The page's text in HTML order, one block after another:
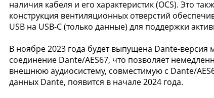
наличия кабеля и его характеристик (OCS). Это
конструкция вентиляционных отверстий
USB на USB-C (только данные) для поддержки
В ноябре 2023 года будет выпущена Dante-версия
соединение Dante/AES67, что позволяет
внешнюю аудиосистему, совместимую с Dante/
данных Dante, появится в начале 2024 года.